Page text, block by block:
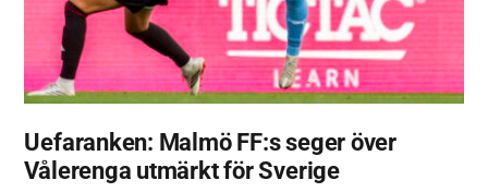
Uefaranken: Malmö FF:s seger över
Vålerenga utmärkt för Sverige